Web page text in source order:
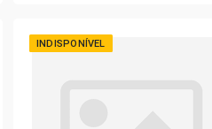
INDISPONÍVEL